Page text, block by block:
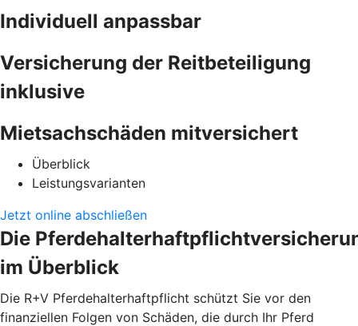
Individuell anpassbar
Versicherung der Reitbeteiligung
inklusive
Mietsachschäden mitversichert
Überblick
Leistungsvarianten
Jetzt online abschließen
Die
im Überblick
Die R+V Pferdehalterhaftpflicht schützt Sie vor den
finanziellen Folgen von Schäden, die durch Ihr Pferd